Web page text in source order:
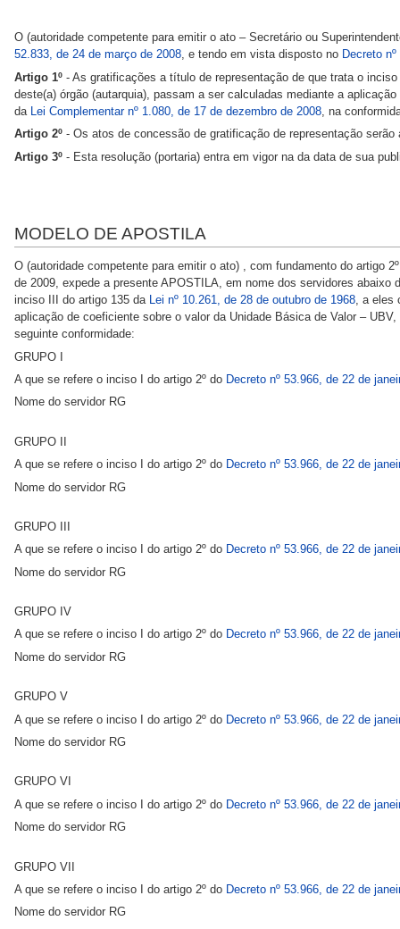
O (autoridade competente para emitir o ato – Secretário ou
52.833, de 24 de março de 2008, e tendo em vista disposto no Decreto
Artigo 1º - As gratificações a título de representação de que trata o
deste(a) órgão (autarquia), passam a ser calculadas mediante a
da
Lei Complementar nº 1.080, de 17 de dezembro de 2008 , na
Artigo 2º - Os atos de concessão de gratificação de representação
Artigo 3º - Esta resolução (portaria) entra em vigor na da data de sua
MODELO DE APOSTILA
O (autoridade competente para emitir o ato) , com fundamento do artigo
de 2009, expede a presente APOSTILA, em nome dos servidores
inciso III do artigo 135 da Lei nº 10.261, de 28 de outubro de 1968, a eles
aplicação de coeficiente sobre o valor da Unidade Básica de Valor –
seguinte conformidade:
GRUPO I
A que se refere o inciso I do artigo 2º do Decreto nº 53.966, de 22 de
Nome do servidor RG
GRUPO II
A que se refere o inciso I do artigo 2º do Decreto nº 53.966, de 22 de
Nome do servidor RG
GRUPO III
A que se refere o inciso I do artigo 2º do Decreto nº 53.966, de 22 de
Nome do servidor RG
GRUPO IV
A que se refere o inciso I do artigo 2º do Decreto nº 53.966, de 22 de
Nome do servidor RG
GRUPO V
A que se refere o inciso I do artigo 2º do Decreto nº 53.966, de 22 de
Nome do servidor RG
GRUPO VI
A que se refere o inciso I do artigo 2º do Decreto nº 53.966, de 22 de
Nome do servidor RG
GRUPO VII
A que se refere o inciso I do artigo 2º do Decreto nº 53.966, de 22 de
Nome do servidor RG